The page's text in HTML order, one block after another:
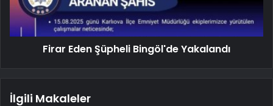
Firar Eden Şüpheli Bingöl'de Yakalandı
İlgili Makaleler